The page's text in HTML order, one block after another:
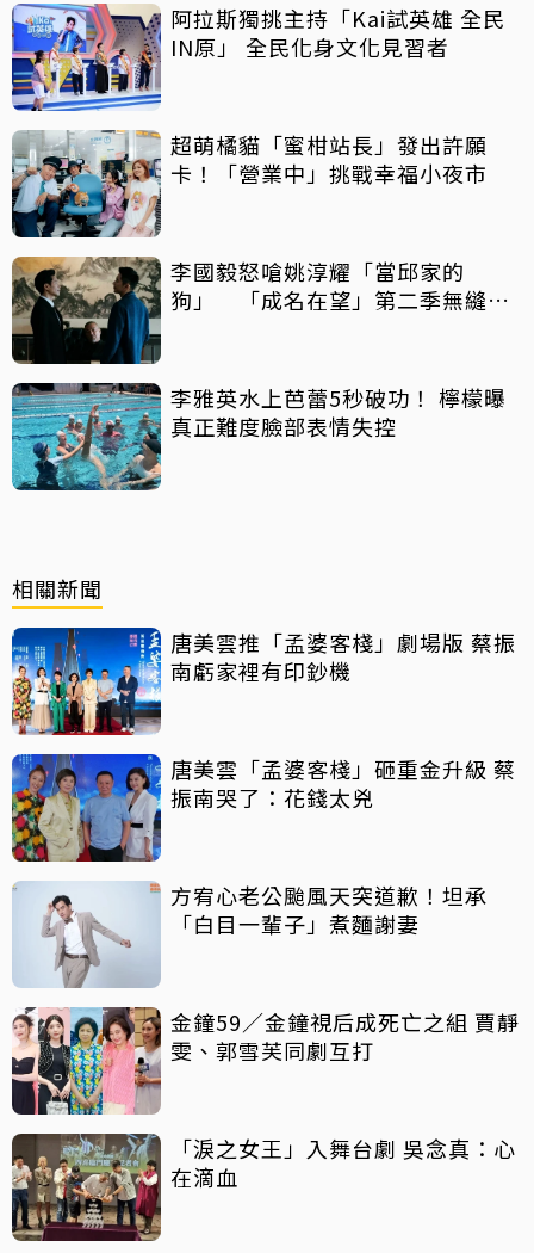
阿拉斯獨挑主持「Kai試英雄 全民
IN原」 全民化身文化見習者
超萌橘貓「蜜柑站長」發出許願
卡！「營業中」挑戰幸福小夜市
李國毅怒嗆姚淳耀「當邱家的
狗」 「成名在望」第二季無縫開
李雅英水上芭蕾5秒破功！ 檸檬曝
真正難度臉部表情失控
相關新聞
唐美雲推「孟婆客棧」劇場版 蔡振
南虧家裡有印鈔機
唐美雲「孟婆客棧」砸重金升級 蔡
振南哭了：花錢太兇
方宥心老公颱風天突道歉！坦承
「白目一輩子」煮麵謝妻
金鐘59／金鐘視后成死亡之組 賈靜
雯、郭雪芙同劇互打
「淚之女王」入舞台劇 吳念真：心
在滴血